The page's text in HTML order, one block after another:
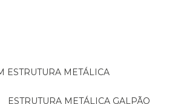
ESTRUTURA METÁLICA
ESTRUTURA METÁLICA GALPÃO